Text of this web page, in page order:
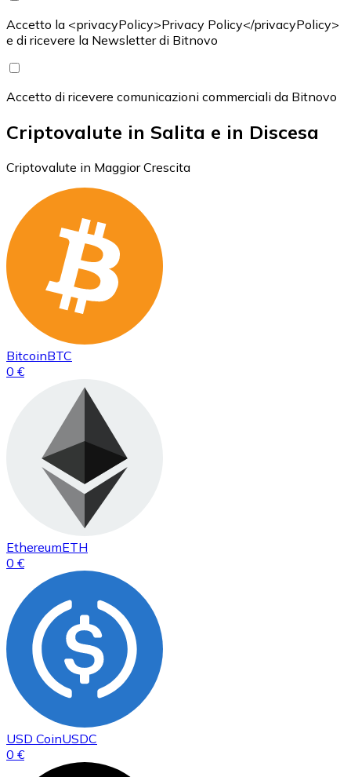
Accetto la <privacyPolicy>Privacy Policy</privacyPolicy>
e di ricevere la Newsletter di Bitnovo
Accetto di ricevere comunicazioni commerciali da Bitnovo
Criptovalute in Salita e in Discesa
Criptovalute in Maggior Crescita
BitcoinBTC
0 €
EthereumETH
0 €
USD CoinUSDC
0 €